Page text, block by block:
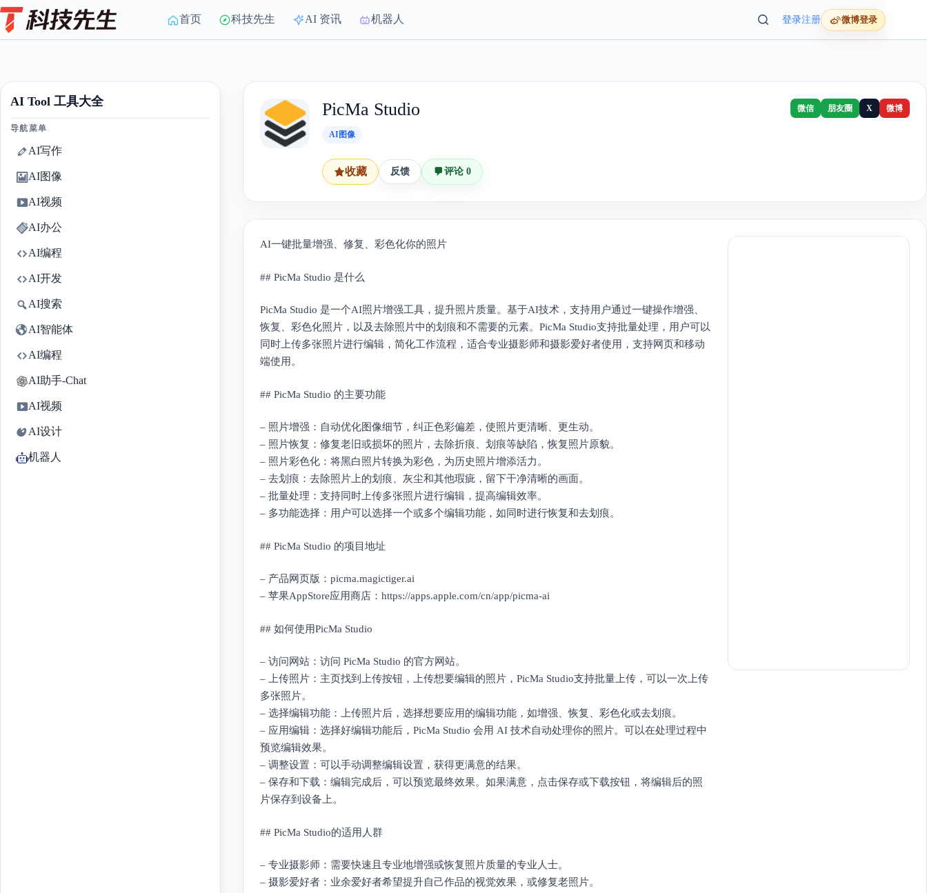
Skip
to
content
首页 科技先生 AI 资讯 机器人 登录注册 微博登录
AI Tool 工具大全
导航菜单
AI写作
AI图像
AI视频
AI办公
AI编程
AI开发
AI搜索
AI智能体
AI编程
AI助手-Chat
AI视频
AI设计
机器人
PicMa Studio 微信 朋友圈 X 微博
AI图像
收藏 反馈 评论 0
AI一键批量增强、修复、彩色化你的照片
## PicMa Studio 是什么
PicMa Studio 是一个AI照片增强工具，提升照片质量。基于AI技术，支持用户通过一键操作增强、
恢复、彩色化照片，以及去除照片中的划痕和不需要的元素。PicMa Studio支持批量处理，用户可以
同时上传多张照片进行编辑，简化工作流程，适合专业摄影师和摄影爱好者使用，支持网页和移动
端使用。
## PicMa Studio 的主要功能
– 照片增强：自动优化图像细节，纠正色彩偏差，使照片更清晰、更生动。
– 照片恢复：修复老旧或损坏的照片，去除折痕、划痕等缺陷，恢复照片原貌。
– 照片彩色化：将黑白照片转换为彩色，为历史照片增添活力。
– 去划痕：去除照片上的划痕、灰尘和其他瑕疵，留下干净清晰的画面。
– 批量处理：支持同时上传多张照片进行编辑，提高编辑效率。
– 多功能选择：用户可以选择一个或多个编辑功能，如同时进行恢复和去划痕。
## PicMa Studio 的项目地址
– 产品网页版：picma.magictiger.ai
– 苹果AppStore应用商店：https://apps.apple.com/cn/app/picma-ai
## 如何使用PicMa Studio
– 访问网站：访问 PicMa Studio 的官方网站。
– 上传照片：主页找到上传按钮，上传想要编辑的照片，PicMa Studio支持批量上传，可以一次上传
多张照片。
– 选择编辑功能：上传照片后，选择想要应用的编辑功能，如增强、恢复、彩色化或去划痕。
– 应用编辑：选择好编辑功能后，PicMa Studio 会用 AI 技术自动处理你的照片。可以在处理过程中
预览编辑效果。
– 调整设置：可以手动调整编辑设置，获得更满意的结果。
– 保存和下载：编辑完成后，可以预览最终效果。如果满意，点击保存或下载按钮，将编辑后的照
片保存到设备上。
## PicMa Studio的适用人群
– 专业摄影师：需要快速且专业地增强或恢复照片质量的专业人士。
– 摄影爱好者：业余爱好者希望提升自己作品的视觉效果，或修复老照片。